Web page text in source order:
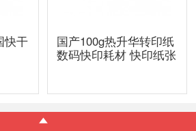
快干
国产100g热升华转印纸
数码快印耗材 快印纸张